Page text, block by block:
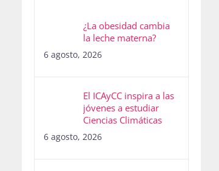
¿La obesidad cambia
la leche materna?
6 agosto, 2026
El ICAyCC inspira a las
jóvenes a estudiar
Ciencias Climáticas
6 agosto, 2026